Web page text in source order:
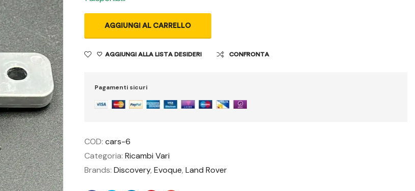
AGGIUNGI AL CARRELLO
AGGIUNGI ALLA LISTA DESIDERI CONFRONTA
Pagamenti sicuri
COD:cars-6
Categoria:Ricambi Vari
Brands:Discovery,Evoque,Land Rover